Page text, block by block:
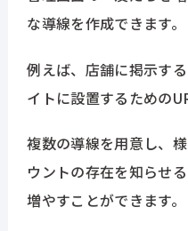
ブログ
お問い合わせ
な導線を作成できます。
例えば、店舗に掲示す
イトに設置するための
複数の導線を用意し、
ウントの存在を知らせ
増やすことができます。